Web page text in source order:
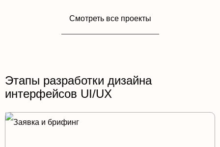
Смотреть все проекты
Этапы разработки дизайна
интерфейсов UI/UX